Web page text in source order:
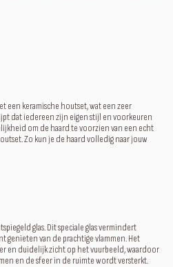
een keramische houtset, wat een zeer
dat iedereen zijn eigen stijl en voorkeuren
om de haard te voorzien van een echt
Zo kun je de haard volledig naar jouw
glas. Dit speciale glas vermindert
genieten van de prachtige vlammen. Het
en duidelijk zicht op het vuurbeeld, waardoor
en de sfeer in de ruimte wordt versterkt.